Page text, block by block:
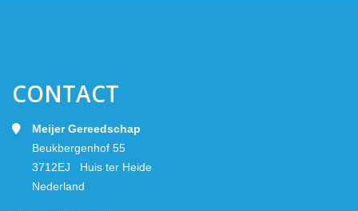
CONTACT
Meijer Gereedschap
Beukbergenhof 55
3712EJ Huis ter Heide
Nederland